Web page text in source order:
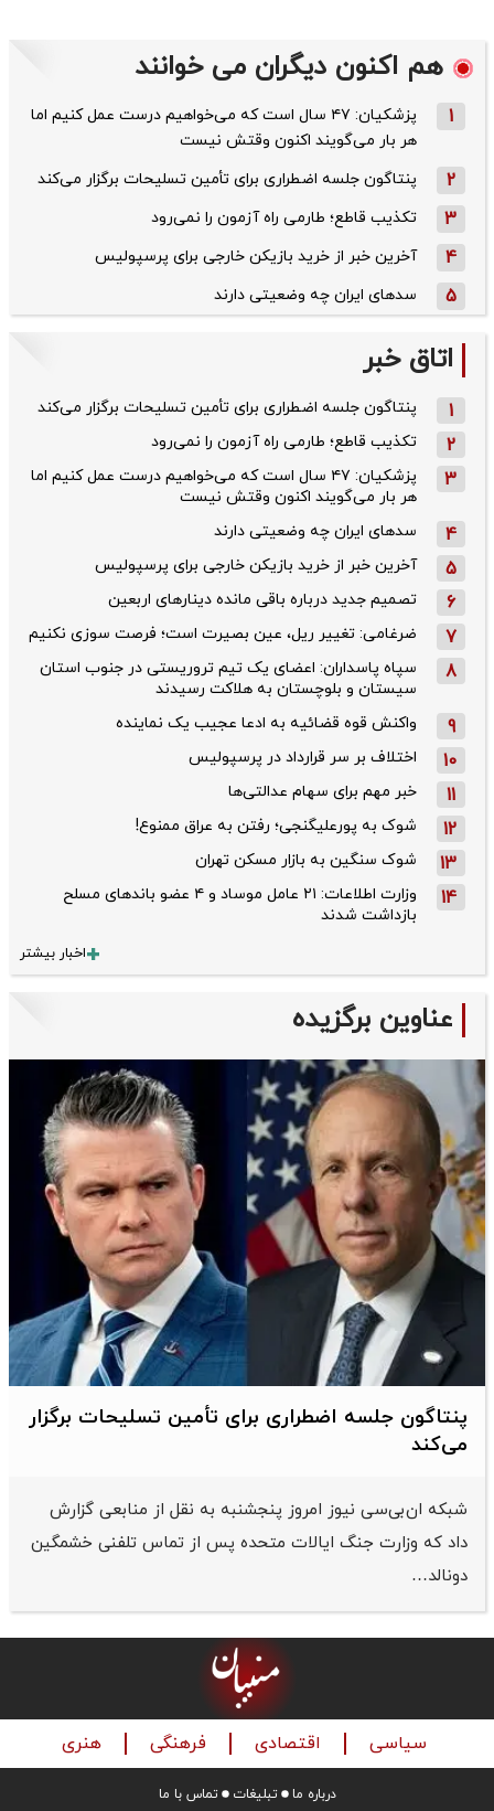
هم اکنون دیگران می خوانند
1
پزشکیان: ۴۷ سال است که می‌خواهیم درست عمل کنیم اما
هر بار می‌گویند اکنون وقتش نیست
2 پنتاگون جلسه اضطراری برای تأمین تسلیحات برگزار می‌کند
3 تکذیب قاطع؛‌ طارمی راه آزمون را نمی‌رود
4 آخرین خبر از خرید بازیکن خارجی برای پرسپولیس
5 سدهای ایران چه وضعیتی دارند
اتاق خبر
1 پنتاگون جلسه اضطراری برای تأمین تسلیحات برگزار می‌کند
2 تکذیب قاطع؛‌ طارمی راه آزمون را نمی‌رود
3
پزشکیان: ۴۷ سال است که می‌خواهیم درست عمل کنیم اما
هر بار می‌گویند اکنون وقتش نیست
4 سدهای ایران چه وضعیتی دارند
5 آخرین خبر از خرید بازیکن خارجی برای پرسپولیس
6 تصمیم جدید درباره باقی مانده دینارهای اربعین
7 ضرغامی: تغییر ریل، عین بصیرت است؛ فرصت سوزی نکنیم
8
سپاه پاسداران: اعضای یک تیم تروریستی در جنوب استان
سیستان و بلوچستان به هلاکت رسیدند
9 واکنش قوه قضائیه به ادعا عجیب یک نماینده
10 اختلاف بر سر قرارداد در پرسپولیس
11 خبر مهم برای سهام عدالتی‌ها
12 شوک به پورعلیگنجی؛ رفتن به عراق ممنوع!
13 شوک سنگین به بازار مسکن تهران
14
وزارت اطلاعات: ۲۱ عامل موساد و ۴ عضو باندهای مسلح
بازداشت شدند
اخبار بیشتر
عناوین برگزیده
پنتاگون جلسه اضطراری برای تأمین تسلیحات برگزار
می‌کند
شبکه ان‌بی‌سی نیوز امروز پنجشنبه به نقل از منابعی گزارش
داد که وزارت جنگ ایالات متحده پس از تماس تلفنی خشمگین
دونالد…
سیاسی اقتصادی فرهنگی هنری
درباره ما تبلیغات تماس با ما